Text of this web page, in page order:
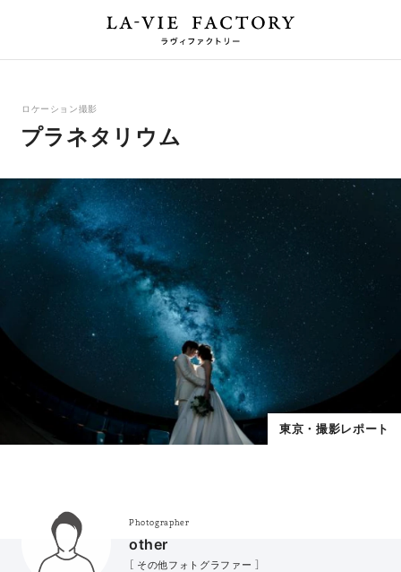
ロケーション撮影
プラネタリウム
東京・撮影レポート
Photographer
other
［ その他フォトグラファー ］